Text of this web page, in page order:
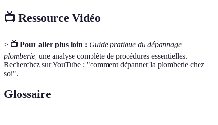
📺 Ressource Vidéo
> 📺 Pour aller plus loin : Guide pratique du dépannage
plomberie, une analyse complète de procédures essentielles.
Recherchez sur YouTube : "comment dépanner la plomberie chez
soi".
Glossaire